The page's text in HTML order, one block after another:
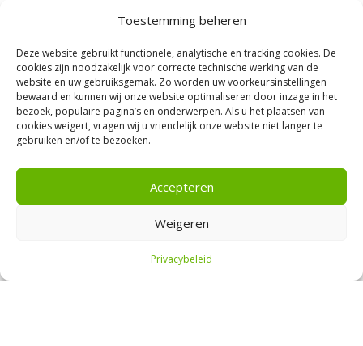
Toestemming beheren
Deze website gebruikt functionele, analytische en tracking cookies. De
cookies zijn noodzakelijk voor correcte technische werking van de
website en uw gebruiksgemak. Zo worden uw voorkeursinstellingen
bewaard en kunnen wij onze website optimaliseren door inzage in het
bezoek, populaire pagina’s en onderwerpen. Als u het plaatsen van
cookies weigert, vragen wij u vriendelijk onze website niet langer te
gebruiken en/of te bezoeken.
Accepteren
Weigeren
Privacybeleid
De content op Beursbelegger is enkel bedoeld voor
educatieve en amusementsdoeleinden. Het is geen
inleg kan minder waard worden.
Copyright © 2026 | Beursbelegger.nl